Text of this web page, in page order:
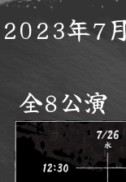
2023年7
全8公演